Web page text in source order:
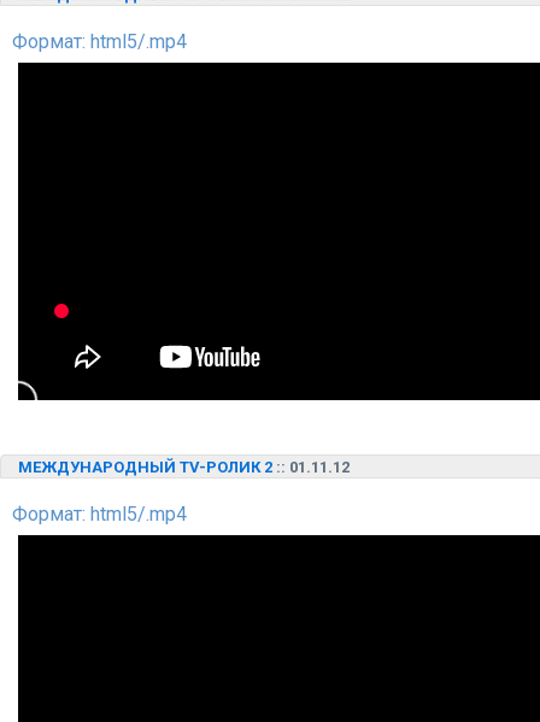
Формат: html5/.mp4
МЕЖДУНАРОДНЫЙ TV-РОЛИК 2 :: 01.11.12
Формат: html5/.mp4